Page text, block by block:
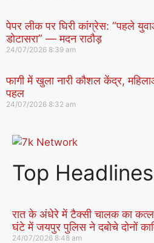
पेपर लीक पर घिरी कांग्रेस: “पहले
डोटासरा” — मदन राठौड़
24/07/2026 8:39 am
फागी में खुला नारी कौशल केंद्र,
पहल
24/07/2026 8:32 am
Top Headlines
रात के अंधेरे में टैक्सी चालक का
घंटे में जयपुर पुलिस ने दबोचे दोनों
24/07/2026 8:48 am